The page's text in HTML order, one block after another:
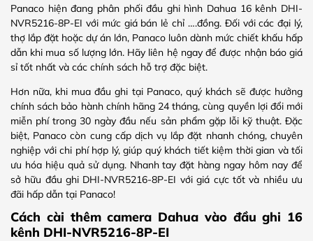
Panaco hiện đang phân phối đầu ghi hình Dahua 16 kênh DHI-
NVR5216-8P-EI với mức giá bán lẻ chỉ ….đồng. Đối với các đại lý,
thợ lắp đặt hoặc dự án lớn, Panaco luôn dành mức chiết khấu hấp
dẫn khi mua số lượng lớn. Hãy liên hệ ngay để được nhận báo giá
sỉ tốt nhất và các chính sách hỗ trợ đặc biệt.
Hơn nữa, khi mua đầu ghi tại Panaco, quý khách sẽ được hưởng
chính sách bảo hành chính hãng 24 tháng, cùng quyền lợi đổi mới
miễn phí trong 30 ngày đầu nếu sản phẩm gặp lỗi kỹ thuật. Đặc
biệt, Panaco còn cung cấp dịch vụ lắp đặt nhanh chóng, chuyên
nghiệp với chi phí hợp lý, giúp quý khách tiết kiệm thời gian và tối
ưu hóa hiệu quả sử dụng. Nhanh tay đặt hàng ngay hôm nay để
sở hữu đầu ghi DHI-NVR5216-8P-EI với giá cực tốt và nhiều ưu
đãi hấp dẫn tại Panaco!
Cách cài thêm camera Dahua vào đầu ghi 16
kênh DHI-NVR5216-8P-EI